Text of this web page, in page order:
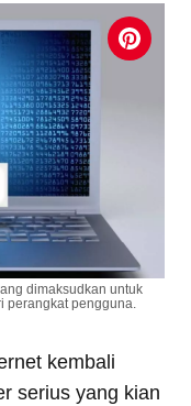
dimaksudkan untuk
perangkat pengguna.
kembali
serius yang kian